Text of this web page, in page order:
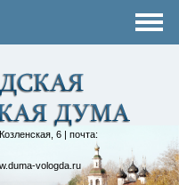
6 | почта:
vologda.ru